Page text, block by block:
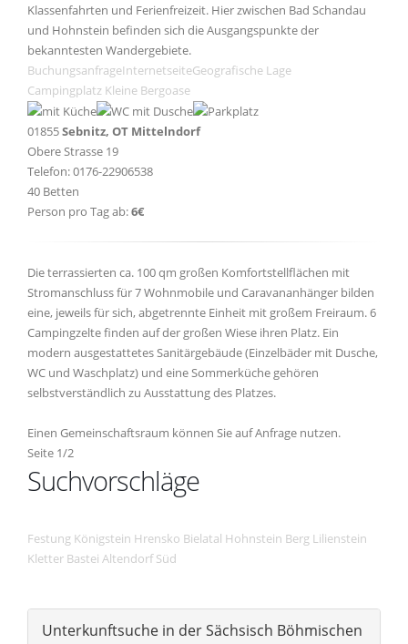
Klassenfahrten und Ferienfreizeit. Hier zwischen Bad Schandau
und Hohnstein befinden sich die Ausgangspunkte der
bekanntesten Wandergebiete.
BuchungsanfrageInternetseiteGeografische Lage
Campingplatz Kleine Bergoase
01855Sebnitz, OT Mittelndorf
Obere Strasse 19
Telefon: 0176-22906538
40 Betten
Person pro Tag ab:6€
Die terrassierten ca. 100 qm großen Komfortstellflächen mit
Stromanschluss für 7 Wohnmobile und Caravananhänger bilden
eine, jeweils für sich, abgetrennte Einheit mit großem Freiraum. 6
Campingzelte finden auf der großen Wiese ihren Platz. Ein
modern ausgestattetes Sanitärgebäude (Einzelbäder mit Dusche,
WC und Waschplatz) und eine Sommerküche gehören
selbstverständlich zu Ausstattung des Platzes.
Einen Gemeinschaftsraum können Sie auf Anfrage nutzen.
Seite 1/2
Suchvorschläge
Festung Königstein Hrensko Bielatal Hohnstein Berg Lilienstein
Kletter Bastei Altendorf Süd
Unterkunftsuche in der Sächsisch Böhmischen